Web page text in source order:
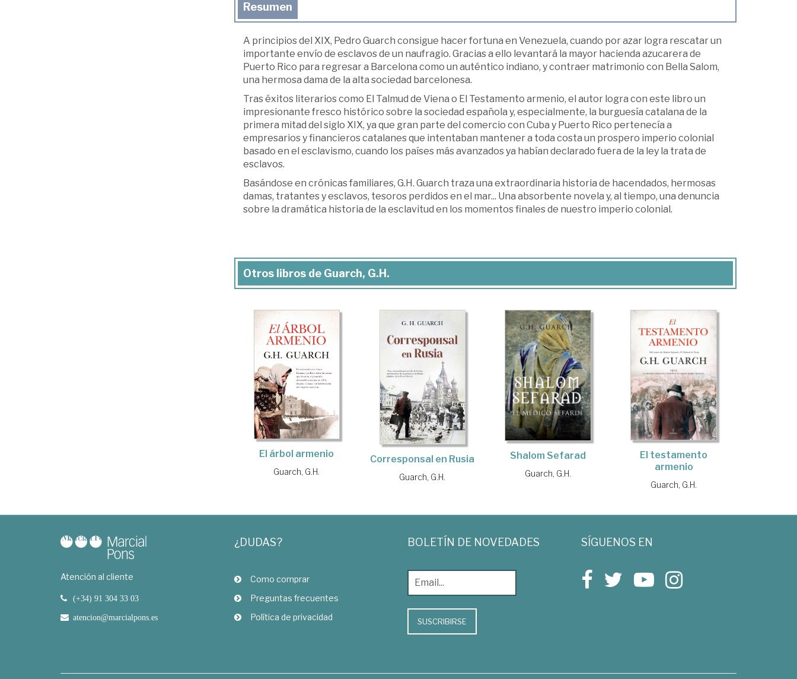
Resumen
A principios del XIX, Pedro Guarch consigue hacer fortuna en Venezuela, cuando por azar logra rescatar un
importante envío de esclavos de un naufragio. Gracias a ello levantará la mayor hacienda azucarera de
Puerto Rico para regresar a Barcelona como un auténtico indiano, y contraer matrimonio con Bella Salom,
una hermosa dama de la alta sociedad barcelonesa.
Tras éxitos literarios como El Talmud de Viena o El Testamento armenio, el autor logra con este libro un
impresionante fresco histórico sobre la sociedad española y, especialmente, la burguesía catalana de la
primera mitad del siglo XIX, ya que gran parte del comercio con Cuba y Puerto Rico pertenecía a
empresarios y financieros catalanes que intentaban mantener a toda costa un prospero imperio colonial
basado en el esclavismo, cuando los países más avanzados ya habían declarado fuera de la ley la trata de
esclavos.
Basándose en crónicas familiares, G.H. Guarch traza una extraordinaria historia de hacendados, hermosas
damas, tratantes y esclavos, tesoros perdidos en el mar... Una absorbente novela y, al tiempo, una denuncia
sobre la dramática historia de la esclavitud en los momentos finales de nuestro imperio colonial.
Otros libros de Guarch, G.H.
El árbol armenio
Guarch, G.H.
Corresponsal en Rusia
Guarch, G.H.
Shalom Sefarad
Guarch, G.H.
El testamento
armenio
Guarch, G.H.
Atención al cliente
(+34) 91 304 33 03
atencion@marcialpons.es
¿DUDAS?
Como comprar
Preguntas frecuentes
Política de privacidad
BOLETÍN DE NOVEDADES
SUSCRIBIRSE
SÍGUENOS EN